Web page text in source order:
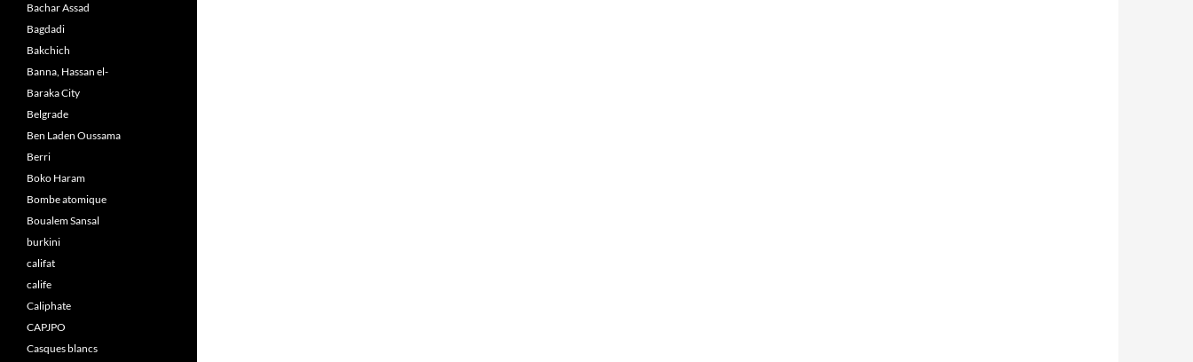
Bachar Assad
Bagdadi
Bakchich
Banna, Hassan el-
Baraka City
Belgrade
Ben Laden Oussama
Berri
Boko Haram
Bombe atomique
Boualem Sansal
burkini
califat
calife
Caliphate
CAPJPO
Casques blancs